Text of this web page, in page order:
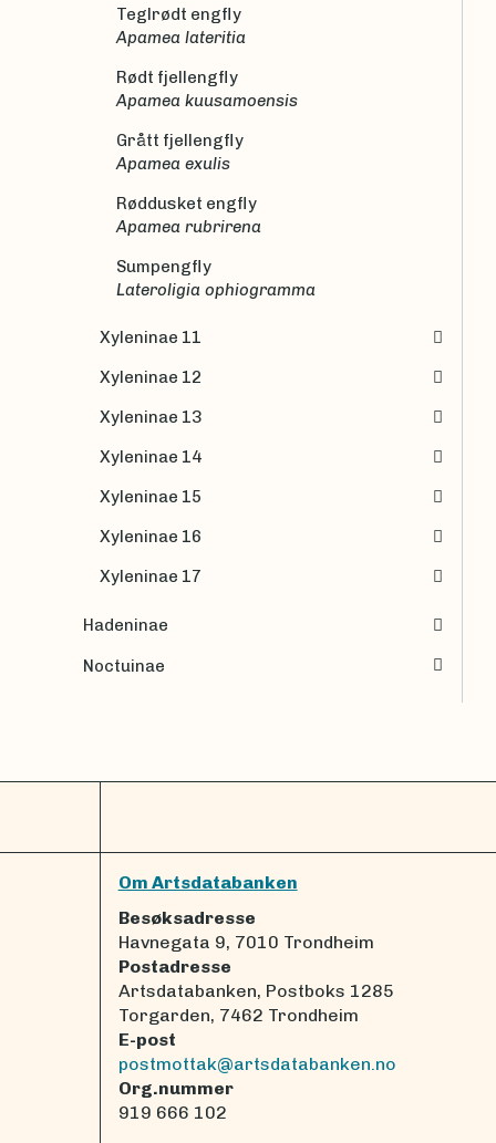
Teglrødt engfly
Apamea lateritia
Rødt fjellengfly
Apamea kuusamoensis
Grått fjellengfly
Apamea exulis
Røddusket engfly
Apamea rubrirena
Sumpengfly
Lateroligia ophiogramma
Xyleninae 11
Xyleninae 12
Xyleninae 13
Xyleninae 14
Xyleninae 15
Xyleninae 16
Xyleninae 17
Hadeninae
Noctuinae
Om Artsdatabanken
Besøksadresse
Havnegata 9, 7010 Trondheim
Postadresse
Artsdatabanken, Postboks 1285
Torgarden, 7462 Trondheim
E-post
postmottak@artsdatabanken.no
Org.nummer
919 666 102